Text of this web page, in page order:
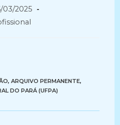
03/2025
, ARQUIVO PERMANENTE,
DO PARÁ (UFPA)